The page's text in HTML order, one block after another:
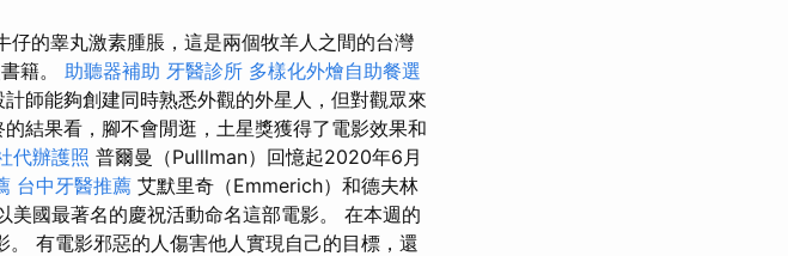
仔的睾丸激素腫脹，這是兩個牧羊人之間的台灣
籍。 助聽器補助 牙醫診所 多樣化外燴自助餐選
師能夠創建同時熟悉外觀的外星人，但對觀眾來
的結果看，腳不會閒逛，土星獎獲得了電影效果和
代辦護照 普爾曼（Pulllman）回憶起2020年6月
台中牙醫推薦 艾默里奇（Emmerich）和德夫林
美國最著名的慶祝活動命名這部電影。 在本週的
有電影邪惡的人傷害他人實現自己的目標，還